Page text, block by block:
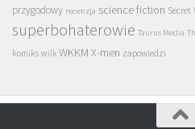
przygodowy recenzja science fiction Secret
superbohaterowie Taurus Media
komiks wilk WKKM X-men zapowiedzi